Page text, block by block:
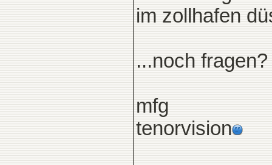
im zollhafen
...noch fragen?
mfg
tenorvision